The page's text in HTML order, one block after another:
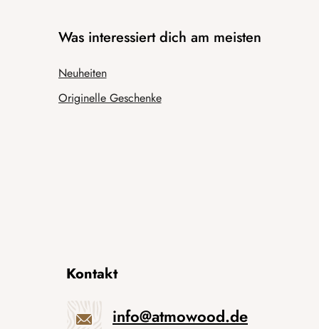
Was interessiert dich am meisten
Neuheiten
Originelle Geschenke
Kontakt
info@atmowood.de